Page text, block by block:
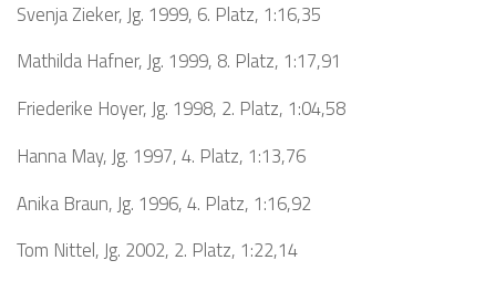
Svenja Zieker, Jg. 1999, 6. Platz, 1:16,35
Mathilda Hafner, Jg. 1999, 8. Platz, 1:17,91
Friederike Hoyer, Jg. 1998, 2. Platz, 1:04,58
Hanna May, Jg. 1997, 4. Platz, 1:13,76
Anika Braun, Jg. 1996, 4. Platz, 1:16,92
Tom Nittel, Jg. 2002, 2. Platz, 1:22,14